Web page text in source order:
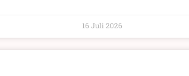
16 Juli 2026